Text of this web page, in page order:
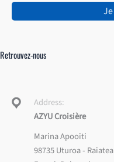
Retrouvez-nous
Address:
AZYU Croisière
Marina Apooiti
98735 Uturoa - Raiatea